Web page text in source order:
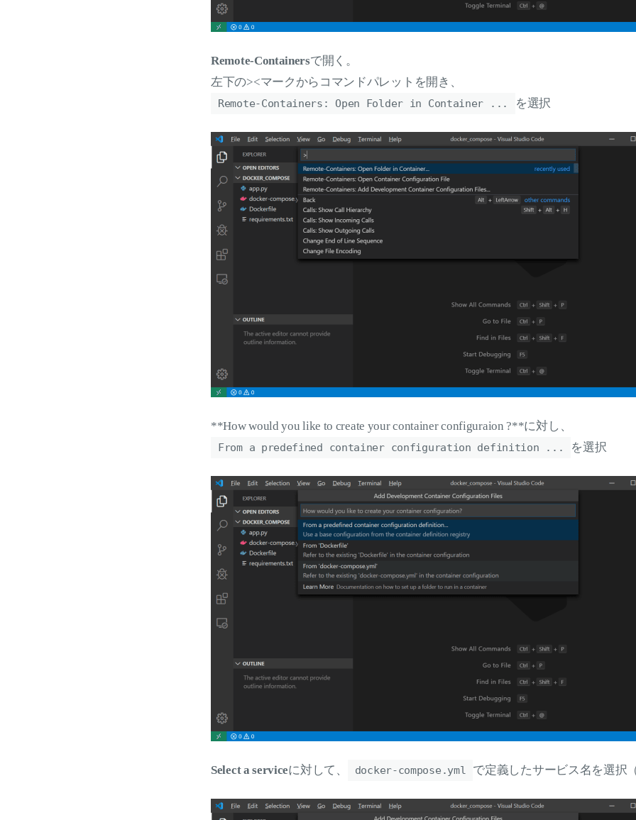
Remote-Containersで開く。
左下の><マークからコマンドパレットを開き、
Remote-Containers: Open Folder in Container ... を選択
**How would you like to create your container configuraion ?**に対し、
From a predefined container configuration definition ... を選択
Select a serviceに対して、 docker-compose.yml で定義したサービス名を選択